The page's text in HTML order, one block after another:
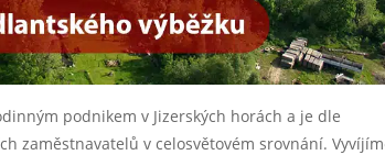
podnikem v Jizerských horách a je dle
zaměstnavatelů v celosvětovém srovnání.